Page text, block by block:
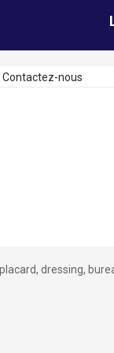
Contactez-nous
dressing,